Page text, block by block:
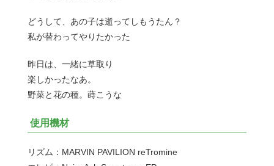
どうして、あの子は逝ってしもうたん？
私が替わってやりたかった
昨日は、一緒に草取り
楽しかったなあ。
野菜と花の種。蒔こうな
使用機材
リズム：MARVIN PAVILION reTromine